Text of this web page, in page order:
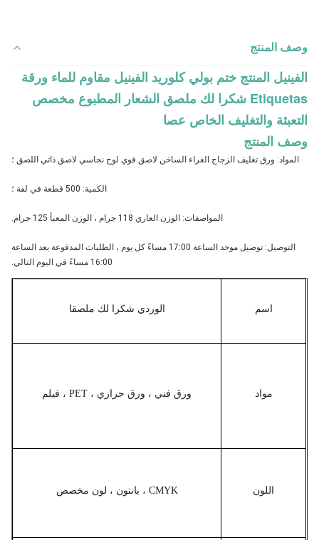
وصف المنتج
الفينيل المنتج ختم بولي كلوريد الفينيل مقاوم للماء ورقة
Etiquetas شكرا لك ملصق الشعار المطبوع مخصص
التعبئة والتغليف الخاص عصا
وصف المنتج
المواد: ورق تغليف الزجاج الغراء الساخن لاصق قوي لوح نحاسي لاصق ذاتي اللصق ؛
الكمية: 500 قطعة في لفة ؛
المواصفات: الوزن العاري 118 جرام ، الوزن المعبأ 125 جرام.
التوصيل: توصيل موحد الساعة 17:00 مساءً كل يوم ، الطلبات المدفوعة بعد الساعة
16:00 مساءً في اليوم التالي.
اسم الوردي شكرا لك ملصقا
مواد ورق فني ، ورق حراري ، PET ، فيلم
اللون CMYK ، بانتون ، لون مخصص